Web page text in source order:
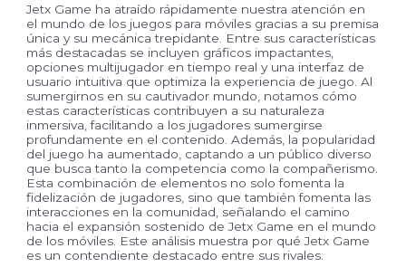
Jetx Game ha atraído rápidamente nuestra atención en
el mundo de los juegos para móviles gracias a su premisa
única y su mecánica trepidante. Entre sus características
más destacadas se incluyen gráficos impactantes,
opciones multijugador en tiempo real y una interfaz de
usuario intuitiva que optimiza la experiencia de juego. Al
sumergirnos en su cautivador mundo, notamos cómo
estas características contribuyen a su naturaleza
inmersiva, facilitando a los jugadores sumergirse
profundamente en el contenido. Además, la popularidad
del juego ha aumentado, captando a un público diverso
que busca tanto la competencia como la compañerismo.
Esta combinación de elementos no solo fomenta la
fidelización de jugadores, sino que también fomenta las
interacciones en la comunidad, señalando el camino
hacia el expansión sostenido de Jetx Game en el mundo
de los móviles. Este análisis muestra por qué Jetx Game
es un contendiente destacado entre sus rivales.